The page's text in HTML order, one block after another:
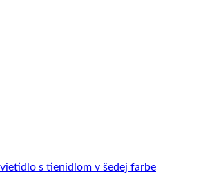
s tienidlom v šedej farbe